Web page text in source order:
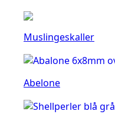
Muslingeskaller
Abelone